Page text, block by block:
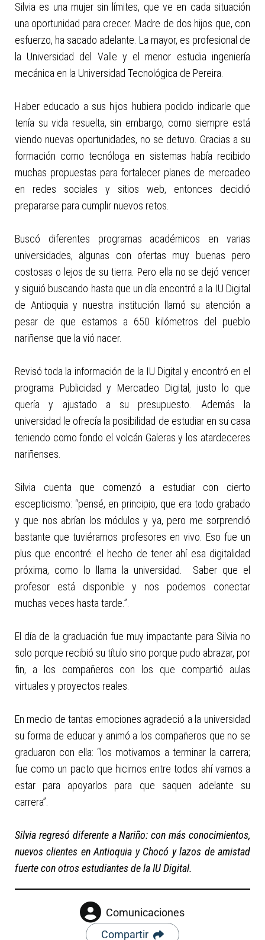
Silvia es una mujer sin límites, que ve en cada situación
una oportunidad para crecer. Madre de dos hijos que, con
esfuerzo, ha sacado adelante. La mayor, es profesional de
la Universidad del Valle y el menor estudia ingeniería
mecánica en la Universidad Tecnológica de Pereira.
Haber educado a sus hijos hubiera podido indicarle que
tenía su vida resuelta, sin embargo, como siempre está
viendo nuevas oportunidades, no se detuvo. Gracias a su
formación como tecnóloga en sistemas había recibido
muchas propuestas para fortalecer planes de mercadeo
en redes sociales y sitios web, entonces decidió
prepararse para cumplir nuevos retos.
Buscó diferentes programas académicos en varias
universidades, algunas con ofertas muy buenas pero
costosas o lejos de su tierra. Pero ella no se dejó vencer
y siguió buscando hasta que un día encontró a la IU Digital
de Antioquia y nuestra institución llamó su atención a
pesar de que estamos a 650 kilómetros del pueblo
nariñense que la vió nacer.
Revisó toda la información de la IU Digital y encontró en el
programa Publicidad y Mercadeo Digital, justo lo que
quería y ajustado a su presupuesto. Además la
universidad le ofrecía la posibilidad de estudiar en su casa
teniendo como fondo el volcán Galeras y los atardeceres
nariñenses.
Silvia cuenta que comenzó a estudiar con cierto
escepticismo: “pensé, en principio, que era todo grabado
y que nos abrían los módulos y ya, pero me sorprendió
bastante que tuviéramos profesores en vivo. Eso fue un
plus que encontré: el hecho de tener ahí esa digitalidad
próxima, como lo llama la universidad. Saber que el
profesor está disponible y nos podemos conectar
muchas veces hasta tarde.”.
El día de la graduación fue muy impactante para Silvia no
solo porque recibió su título sino porque pudo abrazar, por
fin, a los compañeros con los que compartió aulas
virtuales y proyectos reales.
En medio de tantas emociones agradeció a la universidad
su forma de educar y animó a los compañeros que no se
graduaron con ella: “los motivamos a terminar la carrera;
fue como un pacto que hicimos entre todos ahí vamos a
estar para apoyarlos para que saquen adelante su
carrera”.
Silvia regresó diferente a Nariño: con más conocimientos,
nuevos clientes en Antioquia y Chocó y lazos de amistad
fuerte con otros estudiantes de la IU Digital.
Comunicaciones
Compartir